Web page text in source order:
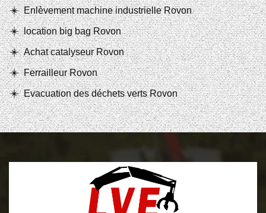
Enlèvement machine industrielle Rovon
location big bag Rovon
Achat catalyseur Rovon
Ferrailleur Rovon
Evacuation des déchets verts Rovon